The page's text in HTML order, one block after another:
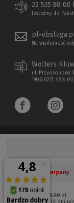
Cena regularna: 35,90zł
Najniższa cena z 30 dni
Nakład wyczerpany
22 535 88 00
Jesteśmy do
pl-
Na wiadomość
Wolters
ul. Przyokopowa
190610277, KRS:
Copyright 1997 -
Płatności
(Nowe
(Link